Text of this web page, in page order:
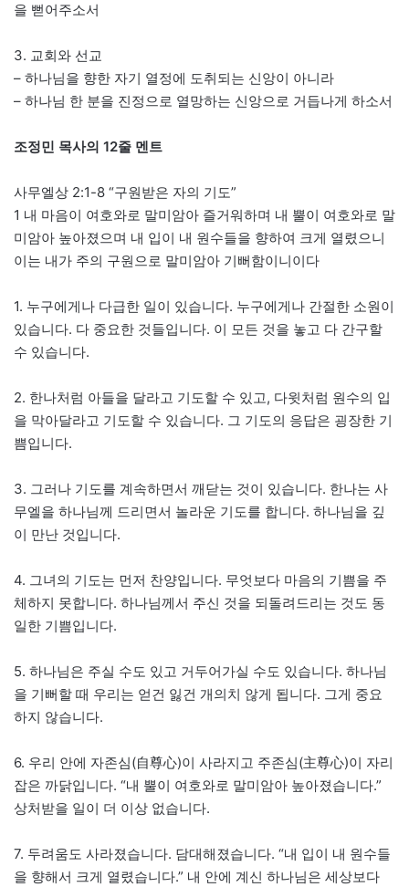
을 뻗어주소서
3. 교회와 선교
– 하나님을 향한 자기 열정에 도취되는 신앙이 아니라
– 하나님 한 분을 진정으로 열망하는 신앙으로 거듭나게 하소서
조정민 목사의 12줄 멘트
사무엘상 2:1-8 “구원받은 자의 기도”
1 내 마음이 여호와로 말미암아 즐거워하며 내 뿔이 여호와로 말
미암아 높아졌으며 내 입이 내 원수들을 향하여 크게 열렸으니
이는 내가 주의 구원으로 말미암아 기뻐함이니이다
1. 누구에게나 다급한 일이 있습니다. 누구에게나 간절한 소원이
있습니다. 다 중요한 것들입니다. 이 모든 것을 놓고 다 간구할
수 있습니다.
2. 한나처럼 아들을 달라고 기도할 수 있고, 다윗처럼 원수의 입
을 막아달라고 기도할 수 있습니다. 그 기도의 응답은 굉장한 기
쁨입니다.
3. 그러나 기도를 계속하면서 깨닫는 것이 있습니다. 한나는 사
무엘을 하나님께 드리면서 놀라운 기도를 합니다. 하나님을 깊
이 만난 것입니다.
4. 그녀의 기도는 먼저 찬양입니다. 무엇보다 마음의 기쁨을 주
체하지 못합니다. 하나님께서 주신 것을 되돌려드리는 것도 동
일한 기쁨입니다.
5. 하나님은 주실 수도 있고 거두어가실 수도 있습니다. 하나님
을 기뻐할 때 우리는 얻건 잃건 개의치 않게 됩니다. 그게 중요
하지 않습니다.
6. 우리 안에 자존심(自尊心)이 사라지고 주존심(主尊心)이 자리
잡은 까닭입니다. “내 뿔이 여호와로 말미암아 높아졌습니다.”
상처받을 일이 더 이상 없습니다.
7. 두려움도 사라졌습니다. 담대해졌습니다. “내 입이 내 원수들
을 향해서 크게 열렸습니다.” 내 안에 계신 하나님은 세상보다